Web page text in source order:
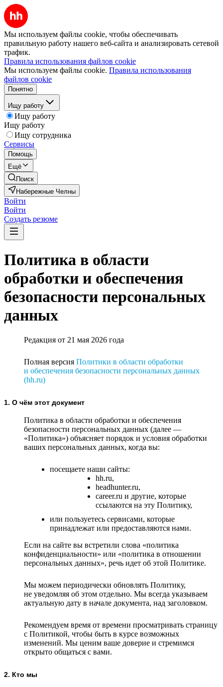
Мы используем файлы cookie, чтобы обеспечивать
правильную работу нашего веб-сайта и анализировать сетевой
трафик.
Правила использования файлов cookie
Мы используем файлы cookie. Правила использования
файлов cookie
Понятно
Ищу работу
Ищу работу
Ищу работу
Ищу сотрудника
Сервисы
Помощь
Ещё
Поиск
Набережные Челны
Войти
Войти
Создать резюме
Политика в области
обработки и обеспечения
безопасности персональных
данных
Редакция от 21 мая 2026 года
Полная версия Политики в области обработки
и обеспечения безопасности персональных данных
(hh.ru)
1. О чём этот документ
Политика в области обработки и обеспечения
безопасности персональных данных (далее —
«Политика») объясняет порядок и условия обработки
ваших персональных данных, когда вы:
посещаете наши сайты:
hh.ru,
headhunter.ru,
career.ru и другие, которые
ссылаются на эту Политику,
или пользуетесь сервисами, которые
принадлежат или предоставляются нами.
Если на сайте вы встретили слова «политика
конфиденциальности» или «политика в отношении
персональных данных», речь идет об этой Политике.
Мы можем периодически обновлять Политику,
не уведомляя об этом отдельно. Мы всегда указываем
актуальную дату в начале документа, над заголовком.
Рекомендуем время от времени просматривать страницу
с Политикой, чтобы быть в курсе возможных
изменений. Мы ценим ваше доверие и стремимся
открыто общаться с вами.
2. Кто мы